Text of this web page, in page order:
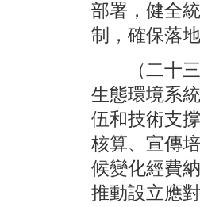
部署，健全
制，確保落
（二十三
生態環境系
伍和技術支
核算、宣傳
候變化經費
推動設立應